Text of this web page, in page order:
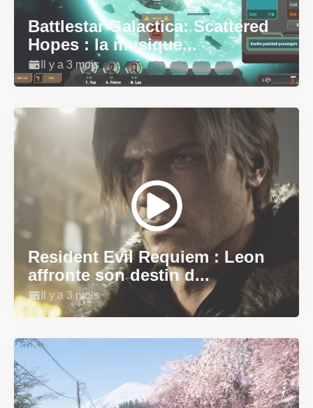
Battlestar Galactica: Scattered
Hopes : la musique...
Il y a 3 mois
Resident Evil Requiem : Leon
affronte son destin d...
Il y a 3 mois